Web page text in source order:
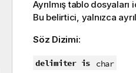
Ayrılmış tablo dosyaları
Bu belirtici, yalnızca
Söz Dizimi:
delimiter is char